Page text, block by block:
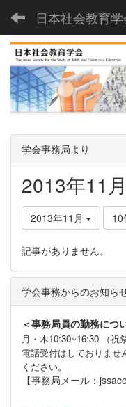
日本社会教育
学会事務局より
2013年11
2013年11月 10
記事がありません。
学会事務からのお知ら
＜事務局員の勤務につ
月・木10:30~16:30 （祝
電話受付はしておりませ
ください。
【事務局メール：